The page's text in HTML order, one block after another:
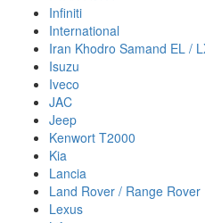
Infiniti
International
Iran Khodro Samand EL /
Isuzu
Iveco
JAC
Jeep
Kenwort T2000
Kia
Lancia
Land Rover / Range Rover
Lexus